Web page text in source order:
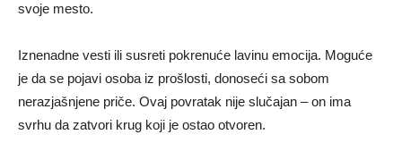
svoje mesto.
Iznenadne vesti ili susreti pokrenuće lavinu emocija. Moguće
je da se pojavi osoba iz prošlosti, donoseći sa sobom
nerazjašnjene priče. Ovaj povratak nije slučajan – on ima
svrhu da zatvori krug koji je ostao otvoren.